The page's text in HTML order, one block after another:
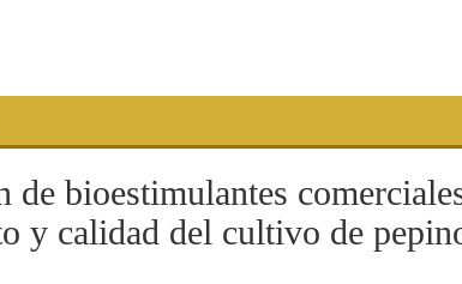
de bioestimulantes
y calidad del cultivo de